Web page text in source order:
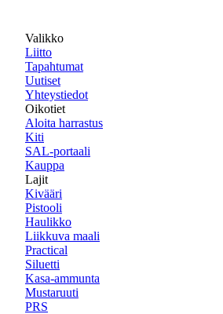
Valikko
Liitto
Tapahtumat
Uutiset
Yhteystiedot
Oikotiet
Aloita harrastus
Kiti
SAL-portaali
Kauppa
Lajit
Kivääri
Pistooli
Haulikko
Liikkuva maali
Practical
Siluetti
Kasa-ammunta
Mustaruuti
PRS